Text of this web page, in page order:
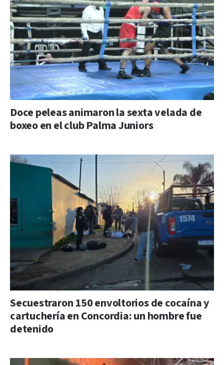
Doce peleas animaron la sexta velada de
boxeo en el club Palma Juniors
Secuestraron 150 envoltorios de cocaína y
cartuchería en Concordia: un hombre fue
detenido